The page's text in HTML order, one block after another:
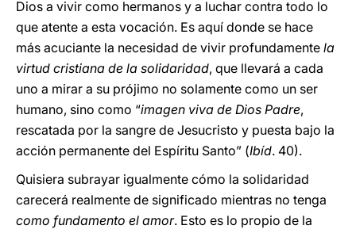
Dios a vivir como hermanos y a luchar contra todo lo
que atente a esta vocación. Es aquí donde se hace
más acuciante la necesidad de vivir profundamente la
virtud cristiana de la solidaridad, que llevará a cada
uno a mirar a su prójimo no solamente como un ser
humano, sino como “imagen viva de Dios Padre,
rescatada por la sangre de Jesucristo y puesta bajo la
acción permanente del Espíritu Santo” (Ibíd. 40).
Quisiera subrayar igualmente cómo la solidaridad
carecerá realmente de significado mientras no tenga
como fundamento el amor. Esto es lo propio de la